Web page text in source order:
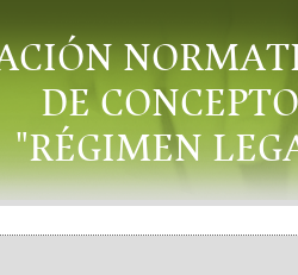
DE
"RÉGIMEN